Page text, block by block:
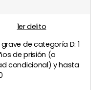
1er delito
de categoría D: 1
de prisión (o
condicional) y hasta